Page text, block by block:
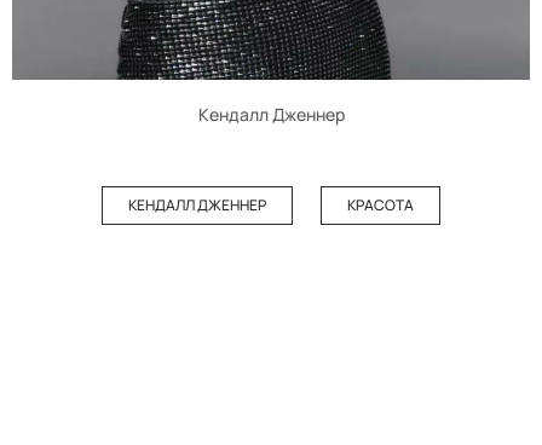
Кендалл Дженнер
КЕНДАЛЛ ДЖЕННЕР КРАСОТА